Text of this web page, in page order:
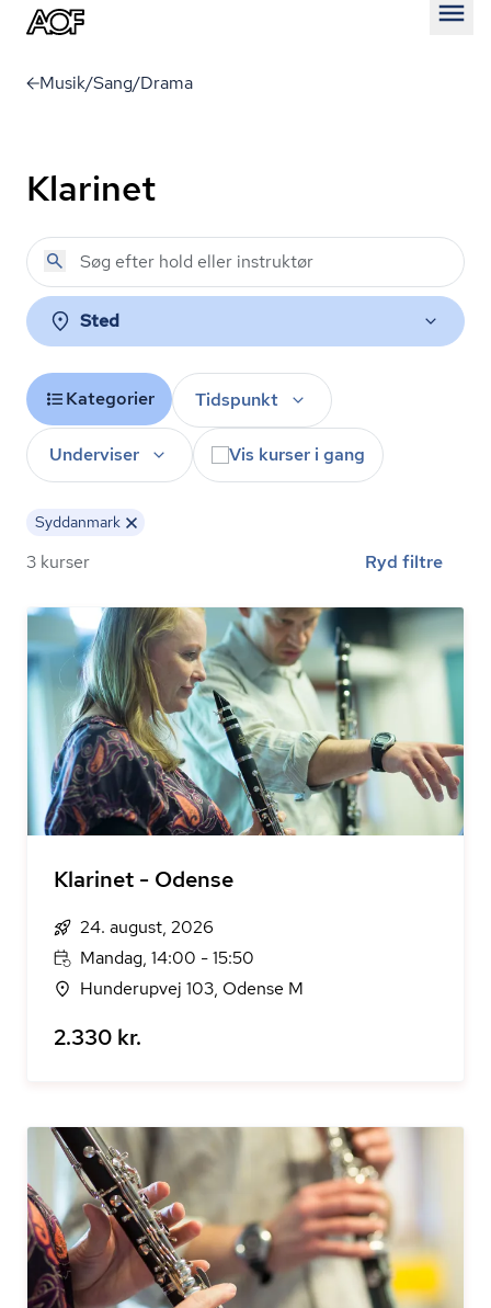
Musik/Sang/Drama
Klarinet
Sted
Kategorier Tidspunkt
Underviser Vis kurser i gang
Syddanmark
3 kurser Ryd filtre
Klarinet - Odense
24. august, 2026
Mandag, 14:00 - 15:50
Hunderupvej 103, Odense M
2.330 kr.